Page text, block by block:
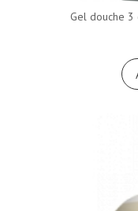
Gel douche